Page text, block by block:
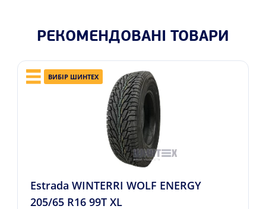
РЕКОМЕНДОВАНІ ТОВАРИ
ВИБІР ШИНТЕХ
Estrada WINTERRI WOLF ENERGY
205/65 R16 99T XL